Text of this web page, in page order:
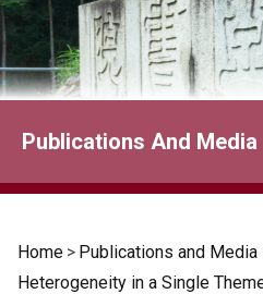
content
Publications And Media
Home > Publications and Media
Heterogeneity in a Single